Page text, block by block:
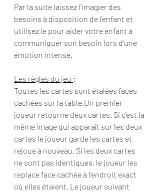
Par la suite laissez l'imagier des
besoins à disposition de l'enfant et
utilisez le pour aider votre enfant à
communiquer son besoin lors d'une
émotion intense.
Les règles du jeu :
Toutes les cartes sont étalées faces
cachées sur la table.Un premier
joueur retourne deux cartes. Si c'est la
même image qui apparaît sur les deux
cartes le joueur garde les cartes et
rejoue à nouveau. Si les deux cartes
ne sont pas identiques, le joueur les
replace face cachée à l'endroit exact
où elles étaient. Le joueur suivant